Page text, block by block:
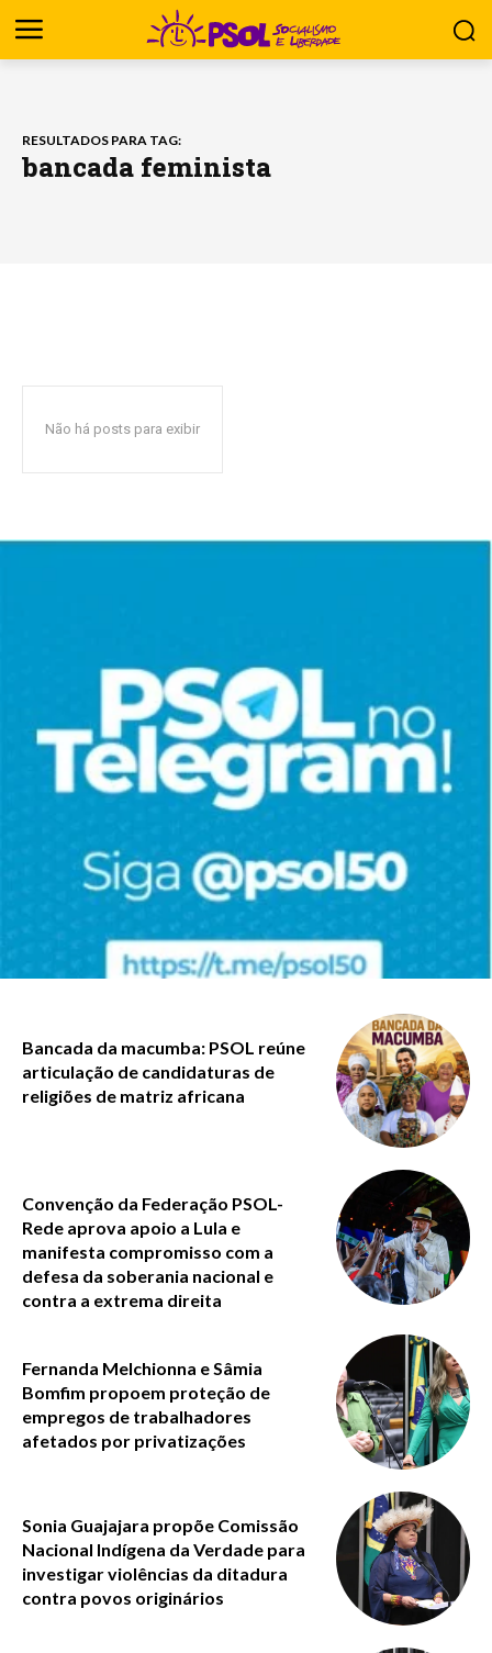
RESULTADOS PARA TAG:
bancada feminista
Não há posts para exibir
Bancada da macumba: PSOL reúne
articulação de candidaturas de
religiões de matriz africana
Convenção da Federação PSOL-
Rede aprova apoio a Lula e
manifesta compromisso com a
defesa da soberania nacional e
contra a extrema direita
Fernanda Melchionna e Sâmia
Bomfim propoem proteção de
empregos de trabalhadores
afetados por privatizações
Sonia Guajajara propõe Comissão
Nacional Indígena da Verdade para
investigar violências da ditadura
contra povos originários